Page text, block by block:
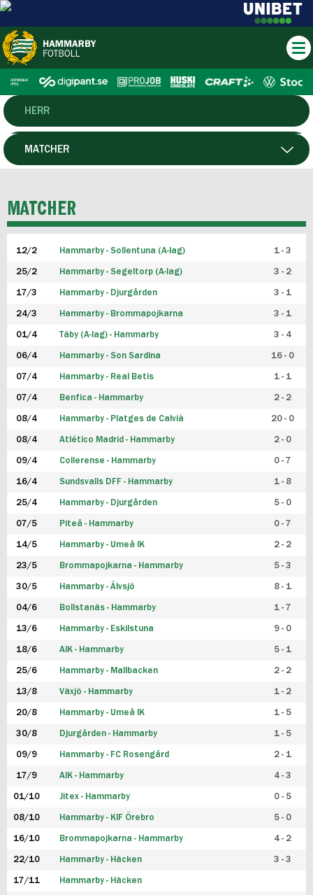
HERR
DAM
P19
F19
FUTSAL HERR
FUTSAL DAM
MATCHER
MATCHER
12/2 Hammarby - Sollentuna (A-lag) 1 - 3
25/2 Hammarby - Segeltorp (A-lag) 3 - 2
17/3 Hammarby - Djurgården 3 - 1
24/3 Hammarby - Brommapojkarna 3 - 1
01/4 Täby (A-lag) - Hammarby 3 - 4
06/4 Hammarby - Son Sardina 16 - 0
07/4 Hammarby - Real Betis 1 - 1
07/4 Benfica - Hammarby 2 - 2
08/4 Hammarby - Platges de Calvià 20 - 0
08/4 Atlético Madrid - Hammarby 2 - 0
09/4 Collerense - Hammarby 0 - 7
16/4 Sundsvalls DFF - Hammarby 1 - 8
25/4 Hammarby - Djurgården 5 - 0
07/5 Piteå - Hammarby 0 - 7
14/5 Hammarby - Umeå IK 2 - 2
23/5 Brommapojkarna - Hammarby 5 - 3
30/5 Hammarby - Älvsjö 8 - 1
04/6 Bollstanäs - Hammarby 1 - 7
13/6 Hammarby - Eskilstuna 9 - 0
18/6 AIK - Hammarby 5 - 1
25/6 Hammarby - Mallbacken 2 - 2
13/8 Växjö - Hammarby 1 - 2
20/8 Hammarby - Umeå IK 1 - 5
30/8 Djurgården - Hammarby 1 - 5
09/9 Hammarby - FC Rosengård 2 - 1
17/9 AIK - Hammarby 4 - 3
01/10 Jitex - Hammarby 0 - 5
08/10 Hammarby - KIF Örebro 5 - 0
16/10 Brommapojkarna - Hammarby 4 - 2
22/10 Hammarby - Häcken 3 - 3
17/11 Hammarby - Häcken